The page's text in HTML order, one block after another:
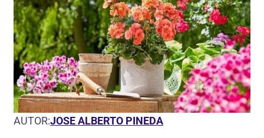
AUTOR:JOSE ALBERTO PINEDA